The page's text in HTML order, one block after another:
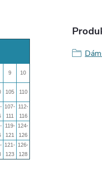
9 10
105 110
107-
111
112-
116
119-
121
124-
126
121-
123
126-
128